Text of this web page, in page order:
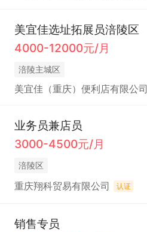
美宜佳选址拓展员涪陵区
4000-12000元/月
涪陵主城区
美宜佳（重庆）便利店有限公司
业务员兼店员
3000-4500元/月
涪陵区
重庆翔科贸易有限公司 认证
销售专员